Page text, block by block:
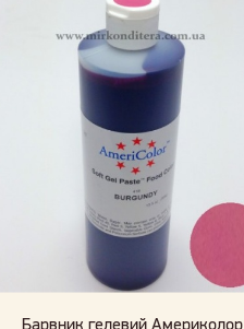
Барвник гелевий Америколор